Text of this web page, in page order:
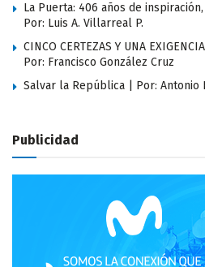
La Puerta: 406 años de
Por: Luis A. Villarreal P.
CINCO CERTEZAS Y UNA
Por: Francisco González Cruz
Salvar la República | Por: Antonio
Publicidad